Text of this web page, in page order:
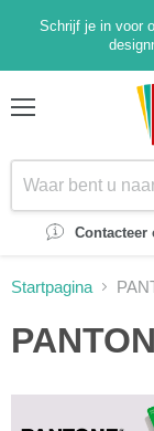
Schrijf je in voor
Contacteer
Startpagina